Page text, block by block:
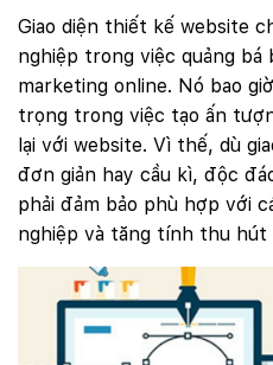
Giao diện thiết kế website
nghiệp trong việc quảng bá
marketing online. Nó bao
trọng trong việc tạo ấn
lại với website. Vì thế, dù
đơn giản hay cầu kì, độc
phải đảm bảo phù hợp với
nghiệp và tăng tính thu hút